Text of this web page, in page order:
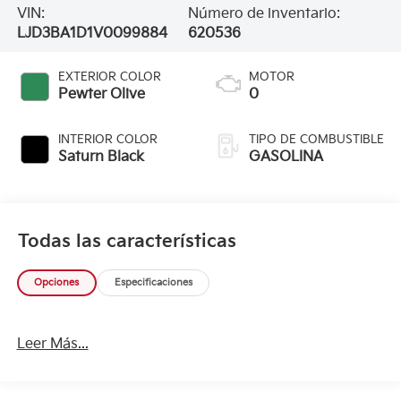
VIN:
LJD3BA1D1V0099884
Número de inventario:
620536
EXTERIOR COLOR
Pewter Olive
INTERIOR COLOR
Saturn Black
MOTOR
0
TIPO DE COMBUSTIBLE
GASOLINA
Todas las características
Opciones Especificaciones
Leer Más...